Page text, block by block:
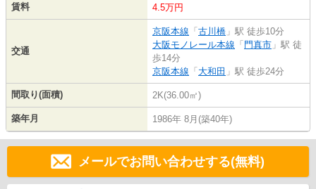
賃料 4.5万円
交通
京阪本線 「 古川橋 」駅 徒歩10分
大阪モノレール本線 「 門真市 」駅 徒
歩14分
京阪本線 「 大和田 」駅 徒歩24分
間取り(面積) 2K(36.00㎡)
築年月 1986年 8月(築40年)
メールでお問い合わせする(無料)